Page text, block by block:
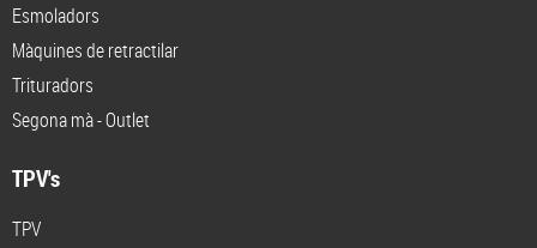
Esmoladors
Màquines de retractilar
Trituradors
Segona mà - Outlet
TPV's
TPV